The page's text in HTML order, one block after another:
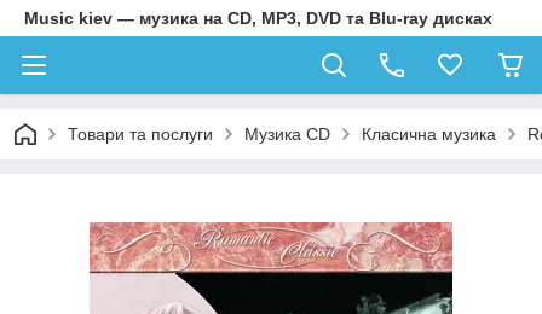
Music kiev — музика на CD, MP3, DVD та Blu-ray дисках
Товари та послуги Музика CD Класична музика